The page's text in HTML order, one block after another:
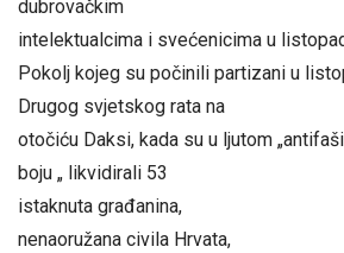
dubrovačkim
intelektualcima i svećenicima u
Pokolj kojeg su počinili partizani u
Drugog svjetskog rata na
otočiću Daksi, kada su u ljutom
boju „ likvidirali 53
istaknuta građanina,
nenaoružana civila Hrvata,